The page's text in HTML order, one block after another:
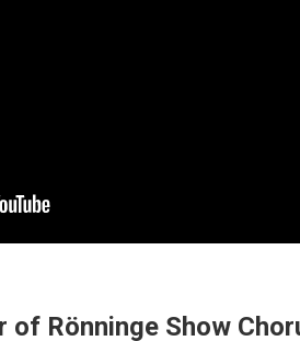
of Rönninge Show